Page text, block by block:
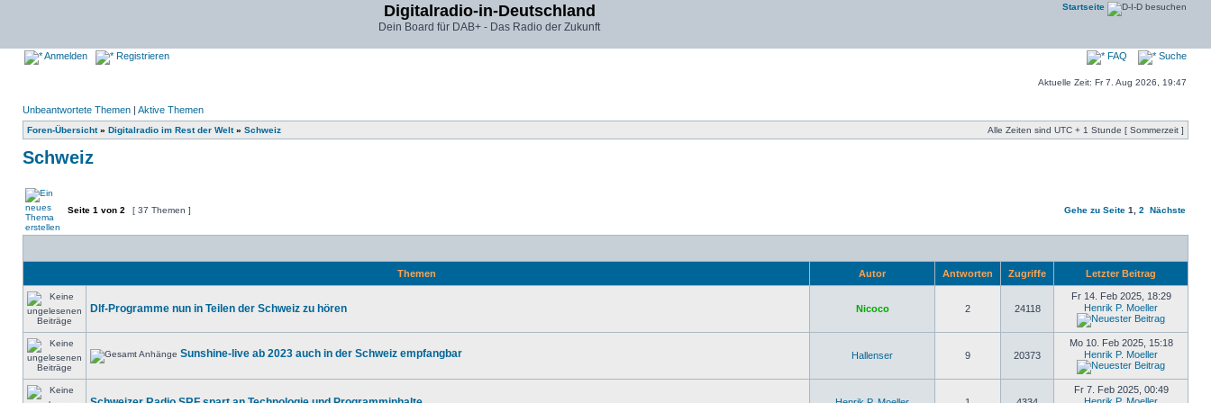
Digitalradio-in-Deutschland
Dein Board für DAB+ - Das Radio der Zukunft
Startseite
Anmelden Registrieren FAQ Suche
Aktuelle Zeit: Fr 7. Aug 2026, 19:47
Unbeantwortete Themen | Aktive Themen
Foren-Übersicht» Digitalradio im Rest der Welt» Schweiz Alle Zeiten sind UTC + 1 Stunde [ Sommerzeit ]
Schweiz
Seite 1 von 2 [ 37 Themen ] Gehe zu Seite 1 2 Nächste
Themen Autor Antworten Zugriffe Letzter Beitrag
Dlf-Programme nun in Teilen der Schweiz zu hören Nicoco 2 24118
Fr 14. Feb 2025, 18:29
Henrik P. Moeller
Sunshine-live ab 2023 auch in der Schweiz empfangbar Hallenser 9 20373
Mo 10. Feb 2025, 15:18
Henrik P. Moeller
Fr 7. Feb 2025, 00:49